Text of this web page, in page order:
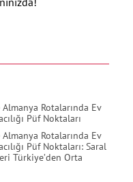
Rotalarında Ev
Püf Noktaları
Rotalarında Ev
Püf Noktaları: Saral
Türkiye’den Orta